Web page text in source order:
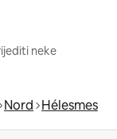
neke
Nord Hélesmes